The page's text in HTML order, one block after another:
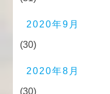
2020年9月
(30)
2020年8月
(30)